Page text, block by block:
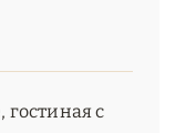
гостиная с